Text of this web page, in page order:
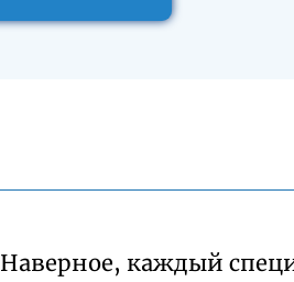
Наверное, каждый